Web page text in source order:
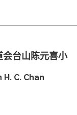
台山陈元喜小
C. Chan